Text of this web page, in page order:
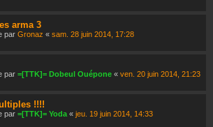
arma 3
par Gronaz « sam. 28 juin 2014, 17:28
par =[TTK]= Dobeul Ouépone « ven. 20 juin 2014, 21:23
!!!!
par =[TTK]= Yoda « jeu. 19 juin 2014, 14:33